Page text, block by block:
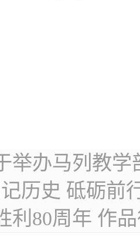
举办马列教
历史 砥砺前
利80周年 作